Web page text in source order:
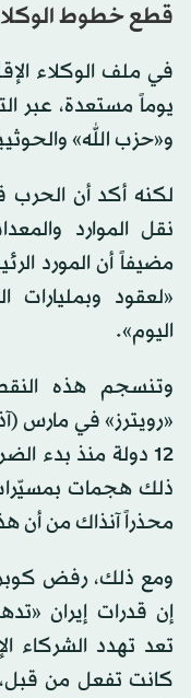
قطع خطوط
في ملف الوكلاء
يوماً مستعدة، عبر
و«حزب الله»
لكنه أكد أن الحرب
نقل الموارد
مضيفاً أن المورد
«لعقود وبمليارات
اليوم».
وتنسجم هذه
«رويترز» في مارس
12 دولة منذ بدء
ذلك هجمات
محذراً آنذاك من أن
ومع ذلك، رفض كوبر
إن قدرات إيران
تعد تهدد الشركاء
كانت تفعل من قبل،